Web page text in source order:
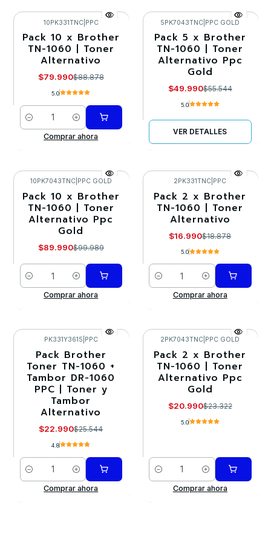
-10%
10PK331TNC| PPC
Pack 10 x Brother
TN-1060 | Toner
Alternativo
$79.990$88.878
5.0
Cantidad
Comprar ahora
-10%
Agotado
5PK7043TNC PPC GOLD
Pack 5 x Brother
TN-1060 | Toner
Alternativo Ppc
Gold
$49.990$55.544
5.0
VER DETALLES
-10%
10PK7043TNC| PPC GOLD
Pack 10 x Brother
TN-1060 | Toner
Alternativo Ppc
Gold
$89.990$99.989
Cantidad
Comprar ahora
-10%
2PK331TNC PPC
Pack 2 x Brother
TN-1060 | Toner
Alternativo
$16.990$18.878
5.0
Cantidad
Comprar ahora
-10%
PK331Y3615 PPC
Pack Brother
Toner TN-1060 +
Tambor DR-1060
PPC | Toner y
Tambor
Alternativo
$22.990$25.544
4.8
Cantidad
Comprar ahora
-10%
2PK7043TNC PPC GOLD
Pack 2 x Brother
TN-1060 | Toner
Alternativo Ppc
Gold
$20.990$23.322
5.0
Cantidad
Comprar ahora